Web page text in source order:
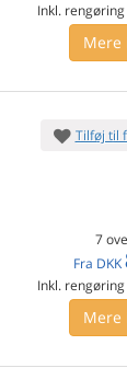
Inkl.
Mere
Tilføj til
7
Fra DKK
Inkl.
Mere